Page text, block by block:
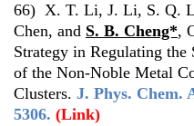
66) X. T. Li, J. Li, S. Q.
Chen, and S. B. Cheng*,
Strategy in Regulating the
of the Non-Noble Metal
Clusters. J. Phys. Chem.
5306. (Link)